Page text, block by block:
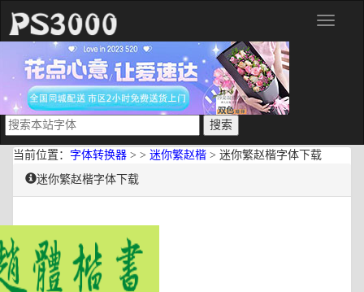
分
当前位置： 字体转换器 > > 迷你繁赵楷 > 迷你繁赵楷字体下载
迷你繁赵楷字体下载